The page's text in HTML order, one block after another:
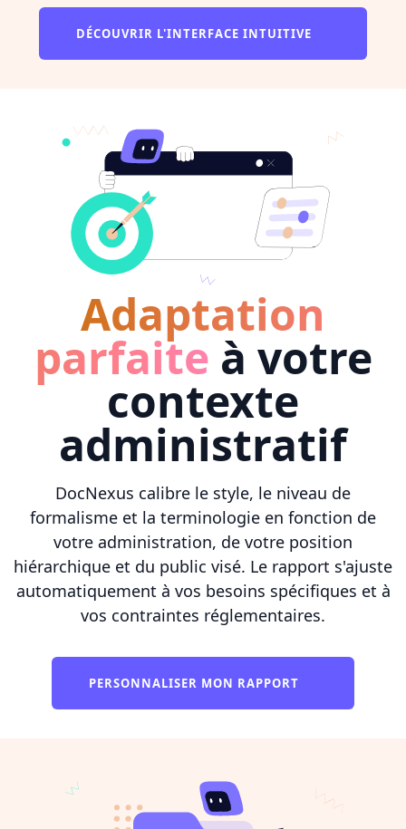
DÉCOUVRIR L'INTERFACE INTUITIVE
Adaptation
parfaite à votre
contexte
administratif
DocNexus calibre le style, le niveau de
formalisme et la terminologie en fonction de
votre administration, de votre position
hiérarchique et du public visé. Le rapport s'ajuste
automatiquement à vos besoins spécifiques et à
vos contraintes réglementaires.
PERSONNALISER MON RAPPORT